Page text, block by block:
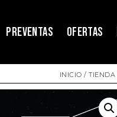
PREVENTAS OFERTAS
INICIO /TIENDA